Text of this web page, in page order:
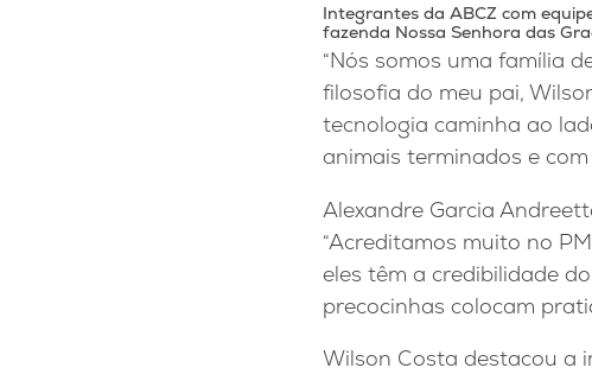
Integrantes da ABCZ com
fazenda Nossa Senhora das
“Nós somos uma família
filosofia do meu pai,
tecnologia caminha ao
animais terminados e
Alexandre Garcia
“Acreditamos muito no
eles têm a credibilidade
precocinhas colocam
Wilson Costa destacou a